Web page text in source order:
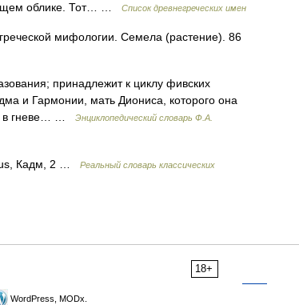
облике. Тот… …
Список древнегреческих имен
мифологии. Семела (растение). 86
принадлежит к циклу фивских
и Гармонии, мать Диониса, которого она
в гневе… …
Энциклопедический словарь Ф.А.
Кадм, 2 …
Реальный словарь классических
18+
WordPress, MODx.